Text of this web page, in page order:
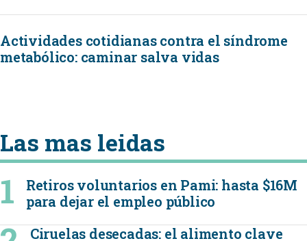
Actividades cotidianas contra el síndrome
metabólico: caminar salva vidas
Las mas leidas
Retiros voluntarios en Pami: hasta $16M
para dejar el empleo público
Ciruelas desecadas: el alimento clave